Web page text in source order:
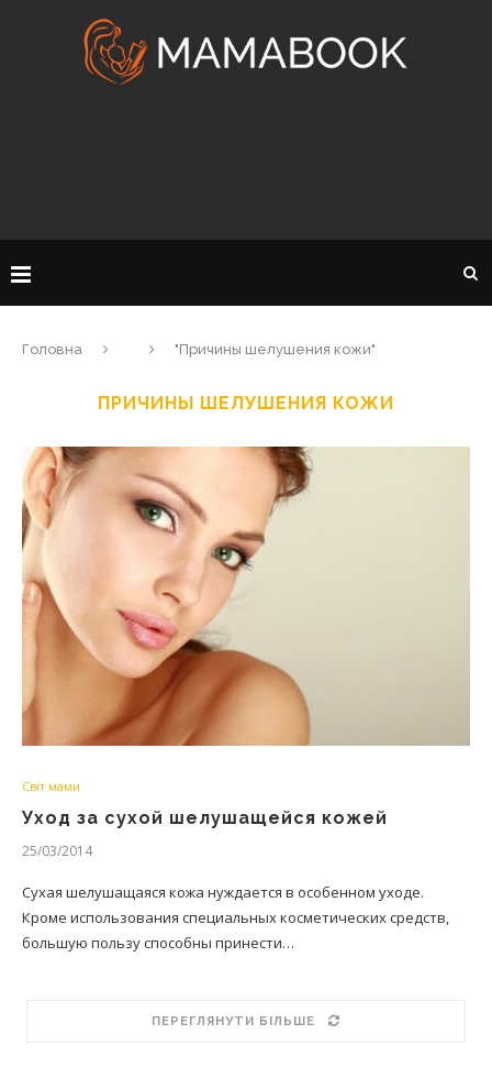
Головна "Причины шелушения кожи"
ПРИЧИНЫ ШЕЛУШЕНИЯ КОЖИ
Світ мами
Уход за сухой шелушащейся кожей
25/03/2014
Сухая шелушащаяся кожа нуждается в особенном уходе.
Кроме использования специальных косметических средств,
большую пользу способны принести…
ПЕРЕГЛЯНУТИ БІЛЬШЕ